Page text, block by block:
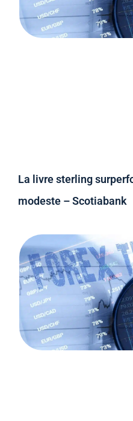
La livre sterling
modeste – Scotiabank